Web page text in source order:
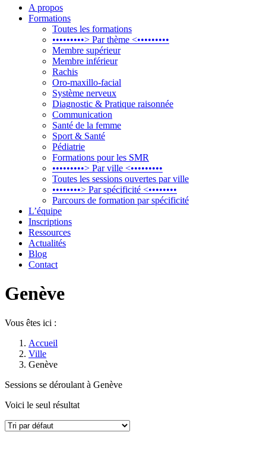
A propos
Formations
Toutes les formations
•••••••••> Par thème <•••••••••
Membre supérieur
Membre inférieur
Rachis
Oro-maxillo-facial
Système nerveux
Diagnostic & Pratique raisonnée
Communication
Santé de la femme
Sport & Santé
Pédiatrie
Formations pour les SMR
•••••••••> Par ville <•••••••••
Toutes les sessions ouvertes par ville
••••••••> Par spécificité <••••••••
Parcours de formation par spécificité
L’équipe
Inscriptions
Ressources
Actualités
Blog
Contact
Genève
Vous êtes ici :
Accueil
Ville
Genève
Sessions se déroulant à Genève
Voici le seul résultat